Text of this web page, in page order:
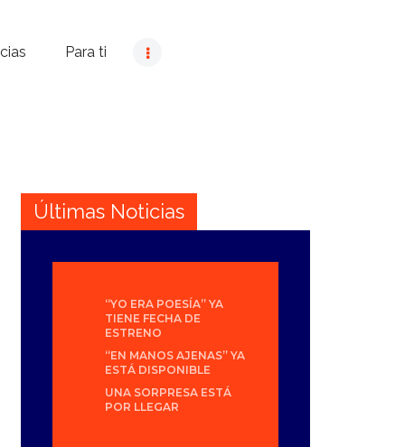
Para ti
Últimas Noticias
“YO ERA POESÍA” YA
TIENE FECHA DE
ESTRENO
“EN MANOS AJENAS” YA
ESTÁ DISPONIBLE
UNA SORPRESA ESTÁ
POR LLEGAR